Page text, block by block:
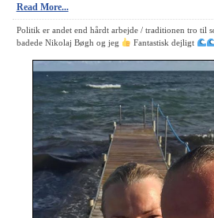
a
t
Read More...
Politik er andet end hårdt arbejde / traditionen tro til
badede Nikolaj Bøgh og jeg
Fantastisk dejligt